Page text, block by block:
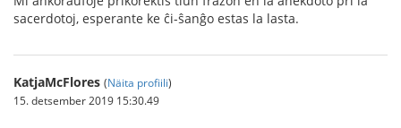
sacerdotoj, esperante ke ĉi-ŝanĝo estas la lasta.
KatjaMcFlores (Näita profiili)
15. detsember 2019 15:30.49